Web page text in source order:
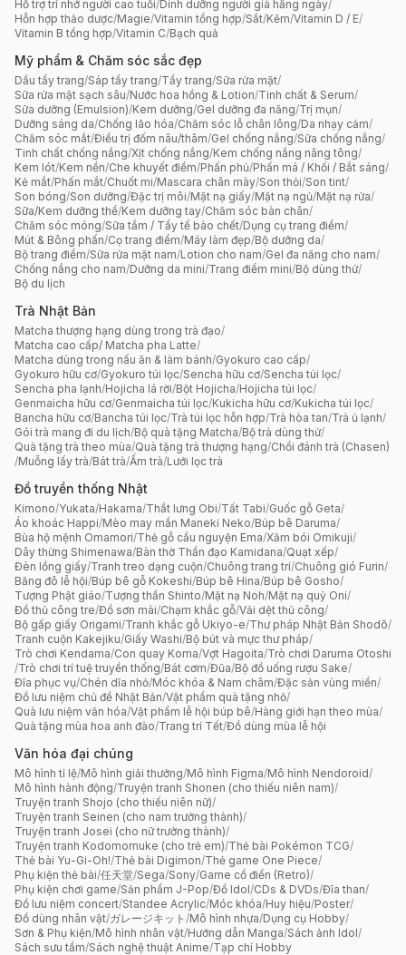
Hỗ trợ trí nhớ người cao tuổi/Dinh dưỡng người già hằng ngày/
Hỗn hợp thảo dược/Magie/Vitamin tổng hợp/Sắt/Kẽm/Vitamin D / E/
Vitamin B tổng hợp/Vitamin C/Bạch quả
Mỹ phẩm & Chăm sóc sắc đẹp
Dầu tẩy trang/Sáp tẩy trang/Tẩy trang/Sữa rửa mặt/
Sữa rửa mặt sạch sâu/Nước hoa hồng & Lotion/Tinh chất & Serum/
Sữa dưỡng (Emulsion)/Kem dưỡng/Gel dưỡng đa năng/Trị mụn/
Dưỡng sáng da/Chống lão hóa/Chăm sóc lỗ chân lông/Da nhạy cảm/
Chăm sóc mắt/Điều trị đốm nâu/thâm/Gel chống nắng/Sữa chống nắng/
Tinh chất chống nắng/Xịt chống nắng/Kem chống nắng nâng tông/
Kem lót/Kem nền/Che khuyết điểm/Phấn phủ/Phấn má / Khối / Bắt sáng/
Kẻ mắt/Phấn mắt/Chuốt mi/Mascara chân mày/Son thỏi/Son tint/
Son bóng/Son dưỡng/Đặc trị môi/Mặt nạ giấy/Mặt nạ ngủ/Mặt nạ rửa/
Sữa/Kem dưỡng thể/Kem dưỡng tay/Chăm sóc bàn chân/
Chăm sóc móng/Sữa tắm / Tẩy tế bào chết/Dụng cụ trang điểm/
Mút & Bông phấn/Cọ trang điểm/Máy làm đẹp/Bộ dưỡng da/
Bộ trang điểm/Sữa rửa mặt nam/Lotion cho nam/Gel đa năng cho nam/
Chống nắng cho nam/Dưỡng da mini/Trang điểm mini/Bộ dùng thử/
Bộ du lịch
Trà Nhật Bản
Matcha thượng hạng dùng trong trà đạo/
Matcha cao cấp/ Matcha pha Latte/
Matcha dùng trong nấu ăn & làm bánh/Gyokuro cao cấp/
Gyokuro hữu cơ/Gyokuro túi lọc/Sencha hữu cơ/Sencha túi lọc/
Sencha pha lạnh/Hojicha lá rời/Bột Hojicha/Hojicha túi lọc/
Genmaicha hữu cơ/Genmaicha túi lọc/Kukicha hữu cơ/Kukicha túi lọc/
Bancha hữu cơ/Bancha túi lọc/Trà túi lọc hỗn hợp/Trà hòa tan/Trà ủ lạnh/
Gói trà mang đi du lịch/Bộ quà tặng Matcha/Bộ trà dùng thử/
Quà tặng trà theo mùa/Quà tặng trà thượng hạng/Chổi đánh trà (Chasen)
/Muỗng lấy trà/Bát trà/Ấm trà/Lưới lọc trà
Đồ truyền thống Nhật
Kimono/Yukata/Hakama/Thắt lưng Obi/Tất Tabi/Guốc gỗ Geta/
Áo khoác Happi/Mèo may mắn Maneki Neko/Búp bê Daruma/
Bùa hộ mệnh Omamori/Thẻ gỗ cầu nguyện Ema/Xăm bói Omikuji/
Dây thừng Shimenawa/Bàn thờ Thần đạo Kamidana/Quạt xếp/
Đèn lồng giấy/Tranh treo dạng cuộn/Chuông trang trí/Chuông gió Furin/
Băng đô lễ hội/Búp bê gỗ Kokeshi/Búp bê Hina/Búp bê Gosho/
Tượng Phật giáo/Tượng thần Shinto/Mặt nạ Noh/Mặt nạ quỷ Oni/
Đồ thủ công tre/Đồ sơn mài/Chạm khắc gỗ/Vải dệt thủ công/
Bộ gấp giấy Origami/Tranh khắc gỗ Ukiyo-e/Thư pháp Nhật Bản Shodō/
Tranh cuộn Kakejiku/Giấy Washi/Bộ bút và mực thư pháp/
Trò chơi Kendama/Con quay Koma/Vợt Hagoita/Trò chơi Daruma Otoshi
/Trò chơi trí tuệ truyền thống/Bát cơm/Đũa/Bộ đồ uống rượu Sake/
Đĩa phục vụ/Chén dĩa nhỏ/Móc khóa & Nam châm/Đặc sản vùng miền/
Đồ lưu niệm chủ đề Nhật Bản/Vật phẩm quà tặng nhỏ/
Quà lưu niệm văn hóa/Vật phẩm lễ hội búp bê/Hàng giới hạn theo mùa/
Quà tặng mùa hoa anh đào/Trang trí Tết/Đồ dùng mùa lễ hội
Văn hóa đại chúng
Mô hình tỉ lệ/Mô hình giải thưởng/Mô hình Figma/Mô hình Nendoroid/
Mô hình hành động/Truyện tranh Shonen (cho thiếu niên nam)/
Truyện tranh Shojo (cho thiếu niên nữ)/
Truyện tranh Seinen (cho nam trưởng thành)/
Truyện tranh Josei (cho nữ trưởng thành)/
Truyện tranh Kodomomuke (cho trẻ em)/Thẻ bài Pokémon TCG/
Thẻ bài Yu-Gi-Oh!/Thẻ bài Digimon/Thẻ game One Piece/
Phụ kiện thẻ bài/任天堂/Sega/Sony/Game cổ điển (Retro)/
Phụ kiện chơi game/Sản phẩm J-Pop/Đồ Idol/CDs & DVDs/Đĩa than/
Đồ lưu niệm concert/Standee Acrylic/Móc khóa/Huy hiệu/Poster/
Đồ dùng nhân vật/ガレージキット /Mô hình nhựa/Dụng cụ Hobby/
Sơn & Phụ kiện/Mô hình nhân vật/Hướng dẫn Manga/Sách ảnh Idol/
Sách sưu tầm/Sách nghệ thuật Anime/Tạp chí Hobby